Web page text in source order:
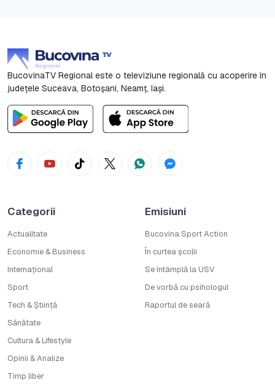
BucovinaTV Regional este o televiziune regională cu acoperire în
județele Suceava, Botoşani, Neamț, Iași.
Categorii
Actualitate
Economie & Business
Internațional
Sport
Tech & Știință
Sănătate
Cultura & Lifestyle
Opinii & Analize
Timp liber
Emisiuni
Bucovina Sport Action
În curtea școlii
Se întâmplă la USV
De vorbă cu psihologul
Raportul de seară